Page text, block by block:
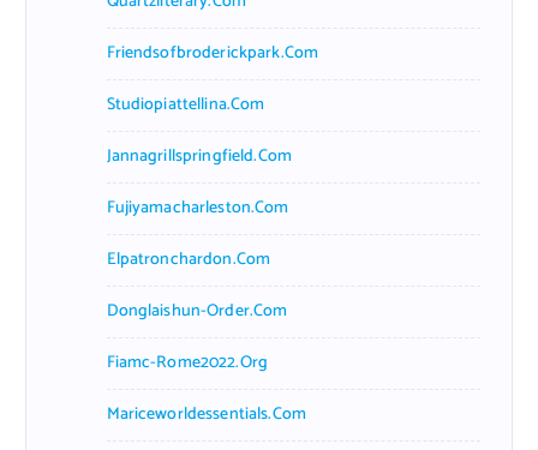
Friendsofbroderickpark.com
Studiopiattellina.com
Jannagrillspringfield.com
Fujiyamacharleston.com
Elpatronchardon.com
Donglaishun-Order.com
Fiamc-Rome2022.org
Mariceworldessentials.com